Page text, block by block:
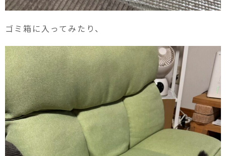
ゴミ箱に入ってみたり、